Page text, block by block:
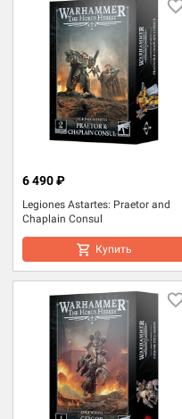
Legiones Astartes: Praetor and
Chaplain Consul
6 490 ₽
Купить